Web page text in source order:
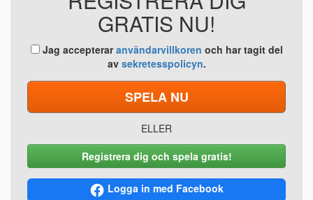
GRATIS NU!
Jag accepteraranvändarvillkoren och har tagit del
av sekretesspolicyn.
SPELA NU
ELLER
Registrera dig och spela gratis!
Logga in med Facebook